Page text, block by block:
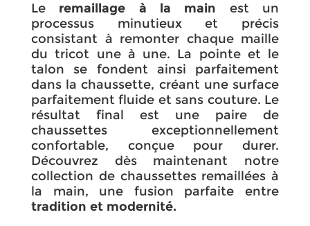
Le remaillage à la main est un
processus minutieux et précis
consistant à remonter chaque maille
du tricot une à une. La pointe et le
talon se fondent ainsi parfaitement
dans la chaussette, créant une surface
parfaitement fluide et sans couture. Le
résultat final est une paire de
chaussettes exceptionnellement
confortable, conçue pour durer.
Découvrez dès maintenant notre
collection de chaussettes remaillées à
la main, une fusion parfaite entre
tradition et modernité.